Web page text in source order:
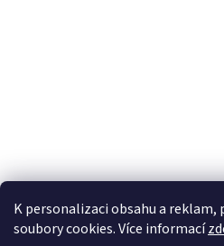
K personalizaci obsahu a
soubory cookies. Více informací